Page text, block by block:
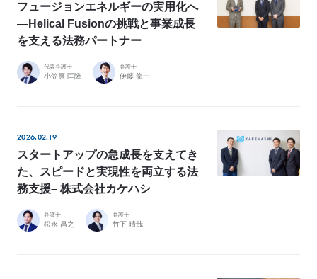
フュージョンエネルギーの実用化へ
―Helical Fusionの挑戦と事業成長
を支える法務パートナー
代表弁護士
小笠原 匡隆
弁護士
伊藤 龍一
2026.02.19
スタートアップの急成長を支えてき
た、スピードと実現性を両立する法
務支援– 株式会社カケハシ
弁護士
松永 昌之
弁護士
竹下 晴哉